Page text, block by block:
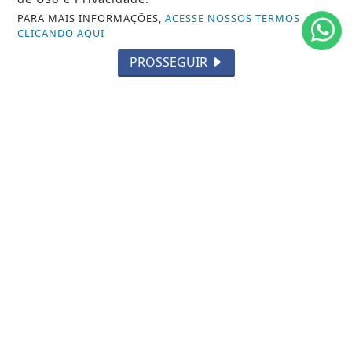
GERAL
PARA MAIS INFORMAÇÕES,ACESSE NOSSOS TERMOS
CLICANDO AQUI
PROSSEGUIR